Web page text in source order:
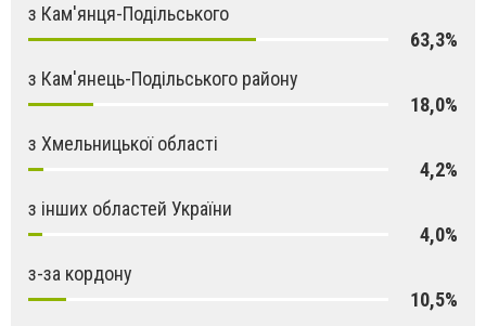
з Кам'янця-Подільського
63,3%
з Кам'янець-Подільського району
18,0%
з Хмельницької області
4,2%
з інших областей України
4,0%
з-за кордону
10,5%